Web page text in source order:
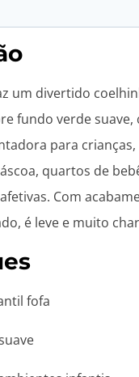
um divertido
fundo verde suave,
para crianças,
quartos de
Com
é leve e muito
fofa